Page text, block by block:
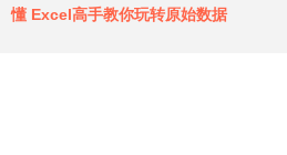
懂 Excel高手教你玩转原始数据